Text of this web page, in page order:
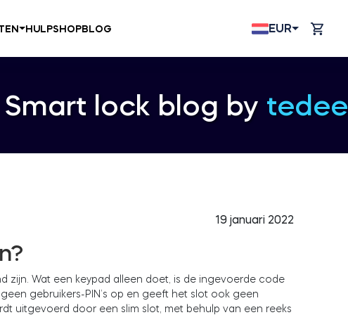
HULPSHOPBLOG EUR
Smart lock blog by tedee
19 januari 2022
zijn. Wat een keypad alleen doet, is de ingevoerde code
gebruikers-PIN’s op en geeft het slot ook geen
uitgevoerd door een slim slot, met behulp van een reeks